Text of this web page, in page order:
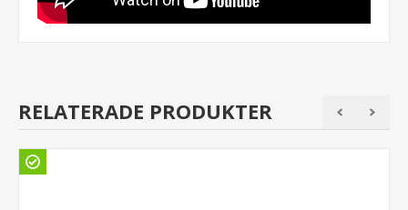
RELATERADE PRODUKTER